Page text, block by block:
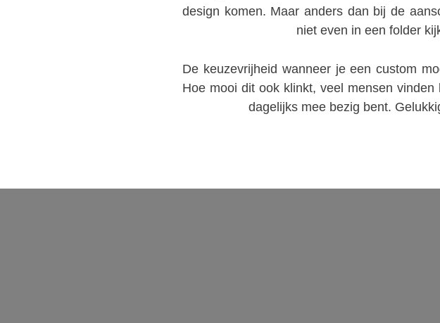
design komen. Maar anders dan bij de
niet even in een folder
De keuzevrijheid wanneer je een custom
Hoe mooi dit ook klinkt, veel mensen
dagelijks mee bezig bent.